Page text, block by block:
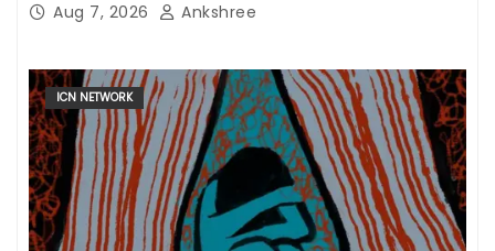
Aug 7, 2026 Ankshree
ICN NETWORK